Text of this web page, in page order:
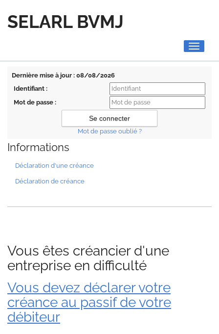
SELARL BVMJ
Toggle
Dernière mise à jour : 08/08/2026
Identifiant :
Mot de passe :
Mot de passe oublié ?
Informations
Déclaration d'une créance
Déclaration de créance
Vous êtes créancier d'une
entreprise en difficulté
Vous devez déclarer votre
créance au passif de votre
débiteur